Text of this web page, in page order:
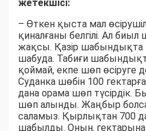
жетекшісі:
– Өткен қыста мал
қиналғаны белгілі. Ал
жақсы. Қазір
шабуда. Табиғи
қоймай, екпе шөп өсіруге
Суданка шөбін 100
дана орама шөп түсірдік.
шөп алынды. Жаңбыр
саламыз. Қырлықтан 700
шабылды. Оның